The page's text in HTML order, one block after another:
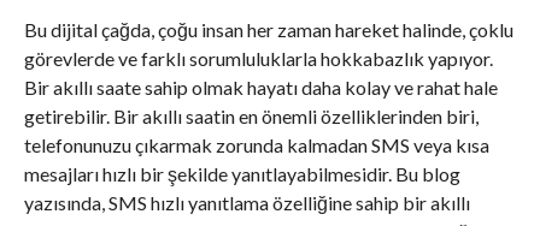
Bu dijital çağda, çoğu insan her zaman hareket halinde, çoklu
görevlerde ve farklı sorumluluklarla hokkabazlık yapıyor.
Bir akıllı saate sahip olmak hayatı daha kolay ve rahat hale
getirebilir. Bir akıllı saatin en önemli özelliklerinden biri,
telefonunuzu çıkarmak zorunda kalmadan SMS veya kısa
mesajları hızlı bir şekilde yanıtlayabilmesidir. Bu blog
yazısında, SMS hızlı yanıtlama özelliğine sahip bir akıllı